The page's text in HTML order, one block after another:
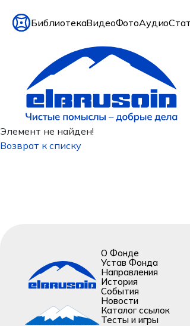
БиблиотекаВидеоФотоАудио
Элемент не найден!
Возврат к списку
О Фонде
Устав Фонда
Направления
История
События
Новости
Каталог ссылок
Тесты и игры